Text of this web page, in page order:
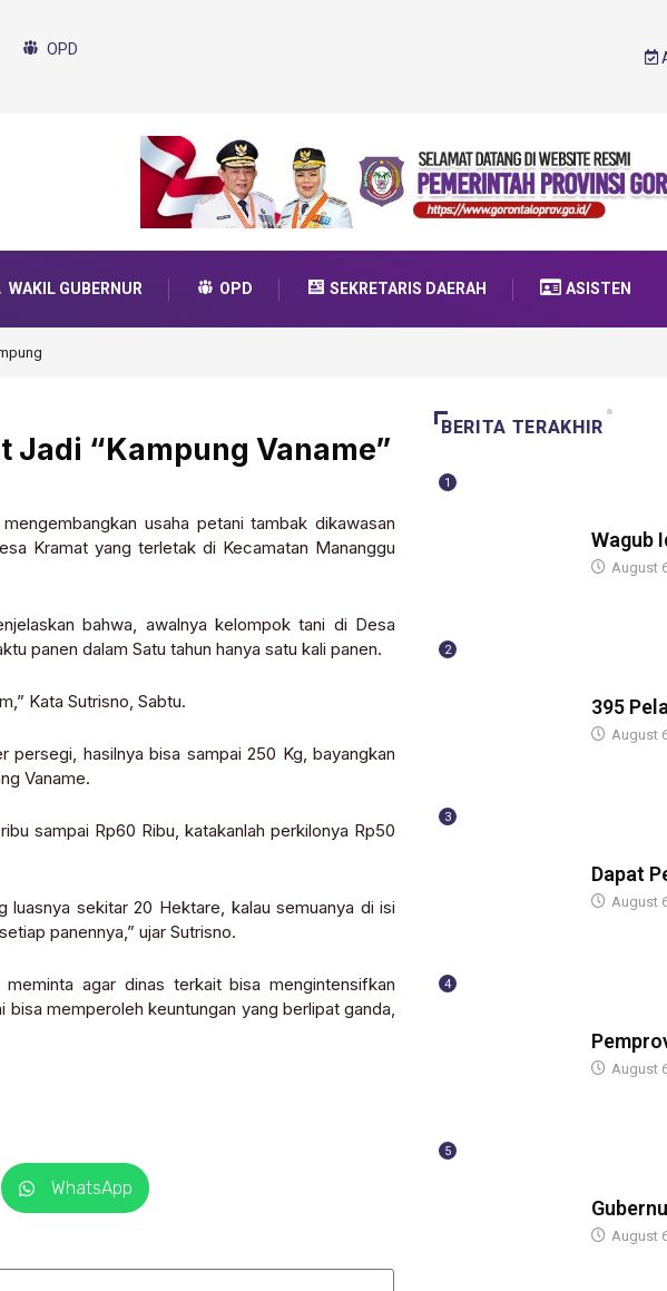
OPD
WAKIL GUBERNUR OPD SEKRETARIS DAERAH ASISTEN
Transformasi 2025
Jadi “Kampung Vaname”
usaha petani tambak dikawasan
Kramat yang terletak di Kecamatan Mananggu
bahwa, awalnya kelompok tani di Desa
panen dalam Satu tahun hanya satu kali panen.
Kata Sutrisno, Sabtu.
persegi, hasilnya bisa sampai 250 Kg, bayangkan
Vaname.
sampai Rp60 Ribu, katakanlah perkilonya Rp50
luasnya sekitar 20 Hektare, kalau semuanya di isi
panennya,” ujar Sutrisno.
agar dinas terkait bisa mengintensifkan
memperoleh keuntungan yang berlipat ganda,
WhatsApp
BERITA TERAKHIR
1
Wagub
August
2
395
August
3
Dapat
August
4
August
5
August